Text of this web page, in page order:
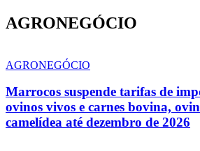
AGRONEGÓCIO
AGRONEGÓCIO
Marrocos suspende tarifas de
ovinos vivos e carnes bovina,
camelídea até dezembro de 2026